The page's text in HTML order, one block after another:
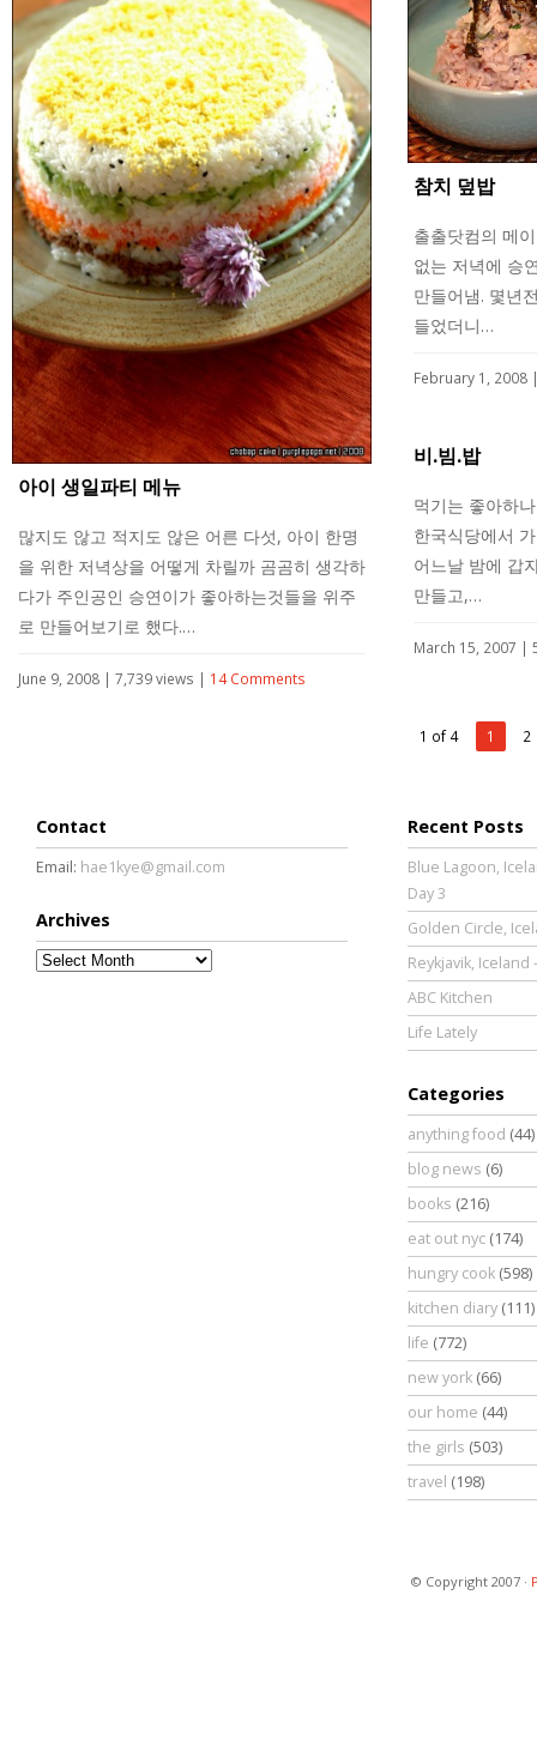
아이 생일파티 메뉴
많지도 않고 적지도 않은 어른 다섯, 아이 한명
을 위한 저녁상을 어떻게 차릴까 곰곰히 생각하
다가 주인공인 승연이가 좋아하는것들을 위주
로 만들어보기로 했다.…
June 9, 2008 | 7,739 views | 14 Comments
참치 덮밥
출출닷컴의 메
없는 저녁에 승
만들어냄. 몇년
들었더니…
February 1,
비.빔.밥
먹기는 좋아하
한국식당에서
어느날 밤에 갑
만들고,…
March 15, 2007 |
1 of 4 1 2
Contact
Email: hae1kye@gmail.com
Archives
Archives
Recent Posts
Blue Lagoon,
Day 3
Golden Circle,
Reykjavik, Iceland
ABC Kitchen
Life Lately
Categories
anything food (44)
blog news (6)
books (216)
eat out nyc (174)
hungry cook (598)
kitchen diary (111)
life (772)
new york (66)
our home (44)
the girls (503)
travel (198)
© Copyright 2007 ·